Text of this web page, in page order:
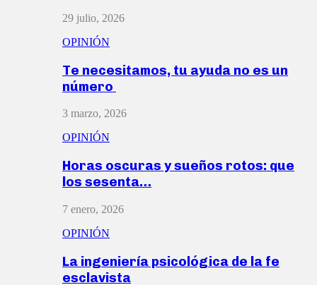
29 julio, 2026
OPINIÓN
Te necesitamos, tu ayuda no es un
número
3 marzo, 2026
OPINIÓN
Horas oscuras y sueños rotos: que
los sesenta…
7 enero, 2026
OPINIÓN
La ingeniería psicológica de la fe
esclavista